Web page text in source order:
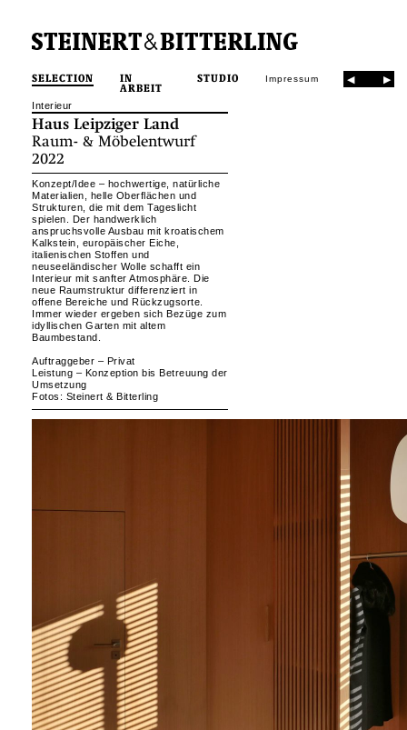
SELECTION IN
ARBEIT
STUDIO Impressum
Interieur
Haus Leipziger Land
Raum- & Möbelentwurf
2022
Konzept/Idee – hochwertige, natürliche
Materialien, helle Oberflächen und
Strukturen, die mit dem Tageslicht
spielen. Der handwerklich
anspruchsvolle Ausbau mit kroatischem
Kalkstein, europäischer Eiche,
italienischen Stoffen und
neuseeländischer Wolle schafft ein
Interieur mit sanfter Atmosphäre. Die
neue Raumstruktur differenziert in
offene Bereiche und Rückzugsorte.
Immer wieder ergeben sich Bezüge zum
idyllischen Garten mit altem
Baumbestand.
Auftraggeber – Privat
Leistung – Konzeption bis Betreuung der
Umsetzung
Fotos: Steinert & Bitterling